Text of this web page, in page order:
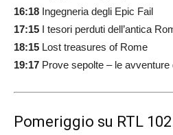
16:18 Ingegneria degli Epic Fail
17:15 I tesori perduti dell’antica
18:15 Lost treasures of Rome
19:17 Prove sepolte – le avventure
Pomeriggio su RTL